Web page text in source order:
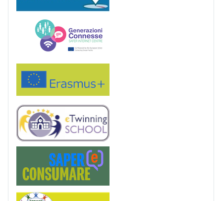
Erasmus+
eTwinning
Service Learning